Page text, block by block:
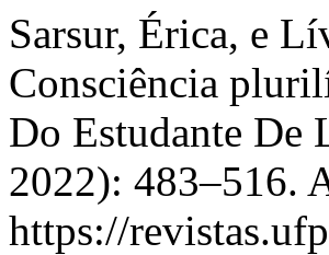
Sarsur, Érica, e
Consciência
Do Estudante De
2022): 483–516.
https://